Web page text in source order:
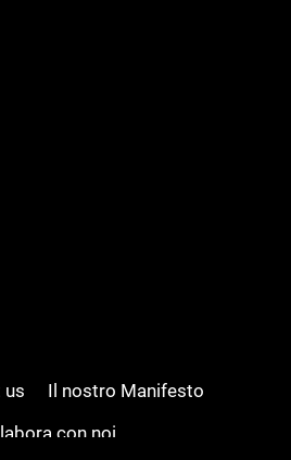
us
Il nostro Manifesto
con noi